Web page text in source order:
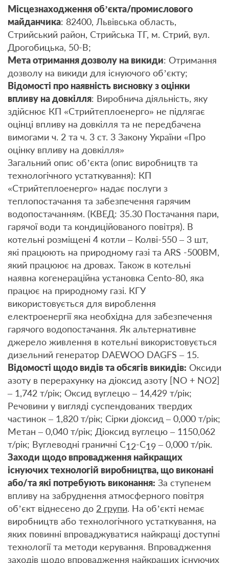
Місцезнаходження об’єкта/промислового
майданчика: 82400, Львівська область,
Стрийський район, Стрийська ТГ, м. Стрий, вул.
Дрогобицька, 50-В;
Мета отримання дозволу на викиди: Отримання
дозволу на викиди для існуючого об’єкту;
Відомості про наявність висновку з оцінки
впливу на довкілля: Виробнича діяльність, яку
здійснює КП «Стрийтеплоенерго» не підлягає
оцінці впливу на довкілля та не передбачена
вимогами ч. 2 та ч. 3 ст. 3 Закону України «Про
оцінку впливу на довкілля»
Загальний опис об’єкта (опис виробництв та
технологічного устаткування): КП
«Стрийтеплоенерго» надає послуги з
теплопостачання та забезпечення гарячим
водопостачанням. (КВЕД: 35.30 Постачання пари,
гарячої води та кондиційованого повітря). В
котельні розміщені 4 котли – Колві-550 – 3 шт,
які працюють на природному газі та ARS -500BM,
який працюює на дровах. Також в котельні
наявна когенераційна установка Cento-80, яка
працює на природному газі. КГУ
використовується для вироблення
електроенергії яка необхідна для забезпечення
гарячого водопостачання. Як альтернативне
джерело живлення в котельні використовується
дизельний генератор DAEWOO DAGFS – 15.
Відомості щодо видів та обсягів викидів: Оксиди
азоту в перерахунку на діоксид азоту [NO + NO2]
– 1,742 т/рік; Оксид вуглецю – 14,429 т/рік;
Речовини у вигляді суспендованих твердих
частинок – 1,820 т/рік; Сірки діоксид – 0,000 т/рік;
Метан – 0,040 т/рік; Діоксид вуглецю – 1150,062
т/рік; Вуглеводні граничні С12-С19 – 0,000 т/рік.
Заходи щодо впровадження найкращих
існуючих технологій виробництва, що виконані
або/та які потребують виконання: За ступенем
впливу на забруднення атмосферного повітря
об’єкт віднесено до 2 групи. На об’єкті немає
виробництв або технологічного устаткування, на
яких повинні впроваджуватися найкращі доступні
технології та методи керування. Впровадження
заходів щодо впровадження найкращих існуючих